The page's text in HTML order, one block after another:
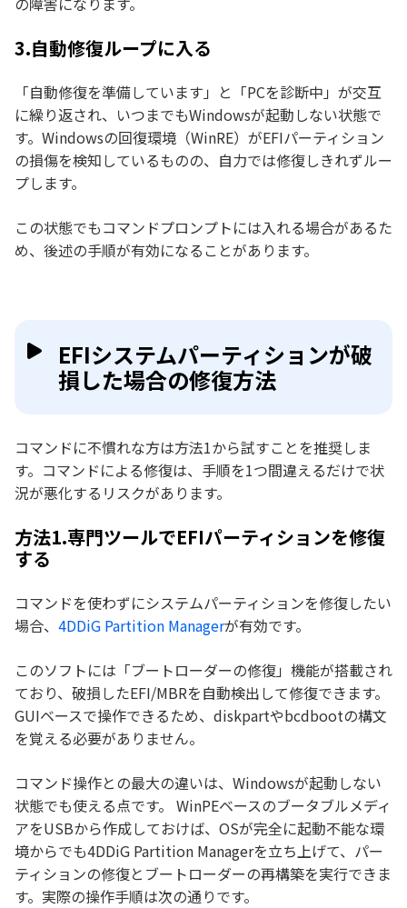
3.自動修復ループに入る
「自動修復を準備しています」と「PCを診断中」が交互
に繰り返され、いつまでもWindowsが起動しない状態で
す。Windowsの回復環境（WinRE）がEFIパーティション
の損傷を検知しているものの、自力では修復しきれずルー
プします。
この状態でもコマンドプロンプトには入れる場合があるた
め、後述の手順が有効になることがあります。
EFIシステムパーティションが破
損した場合の修復方法
コマンドに不慣れな方は方法1から試すことを推奨しま
す。コマンドによる修復は、手順を1つ間違えるだけで状
況が悪化するリスクがあります。
方法1.専門ツールでEFIパーティションを修復
する
コマンドを使わずにシステムパーティションを修復したい
場合、 4DDiG Partition Managerが有効です。
このソフトには「ブートローダーの修復」機能が搭載され
ており、破損したEFI/MBRを自動検出して修復できます。
GUIベースで操作できるため、diskpartやbcdbootの構文
を覚える必要がありません。
コマンド操作との最大の違いは、Windowsが起動しない
状態でも使える点です。 WinPEベースのブータブルメディ
アをUSBから作成しておけば、OSが完全に起動不能な環
境からでも4DDiG Partition Managerを立ち上げて、パー
ティションの修復とブートローダーの再構築を実行できま
す。実際の操作手順は次の通りです。